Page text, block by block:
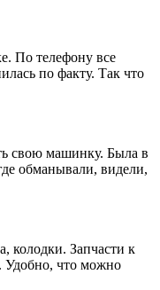
По телефону все
по факту. Так что
свою машинку. Была в
обманывали, видели,
колодки. Запчасти к
Удобно, что можно